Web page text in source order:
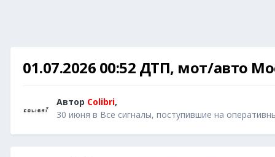
01.07.2026 00:52 ДТП, мот/авто
Автор Colibri,
30 июня в Все сигналы, поступившие на